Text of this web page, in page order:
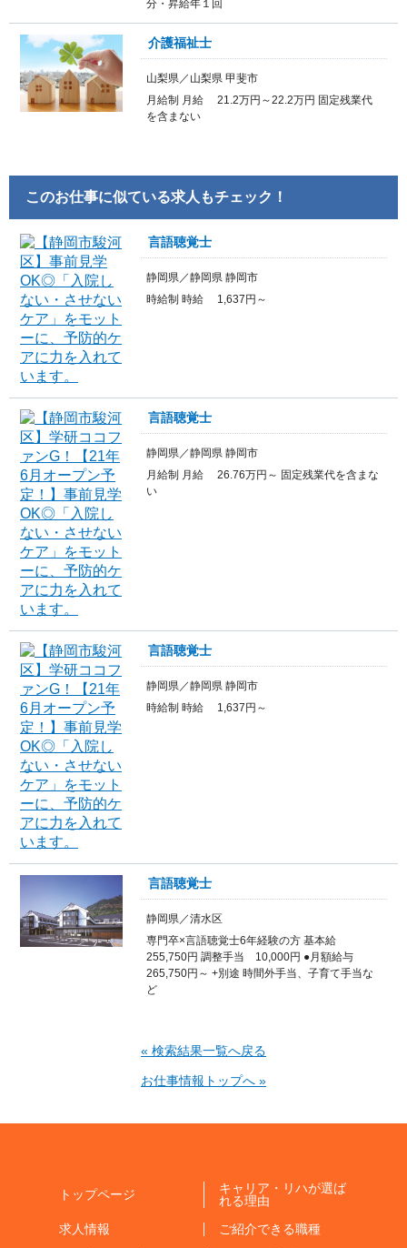
分・昇給年１回
介護福祉士
山梨県／山梨県 甲斐市
月給制 月給 21.2万円～22.2万円 固定残業代
を含まない
このお仕事に似ている求人もチェック！
言語聴覚士
静岡県／静岡県 静岡市
時給制 時給 1,637円～
言語聴覚士
静岡県／静岡県 静岡市
月給制 月給 26.76万円～ 固定残業代を含まな
い
言語聴覚士
静岡県／静岡県 静岡市
時給制 時給 1,637円～
言語聴覚士
静岡県／清水区
専門卒×言語聴覚士6年経験の方 基本給
255,750円 調整手当 10,000円 ●月額給与
265,750円～ +別途 時間外手当、子育て手当な
ど
« 検索結果一覧へ戻る
お仕事情報トップへ »
トップページ
キャリア・リハが選ば
れる理由
求人情報
ご紹介できる職種